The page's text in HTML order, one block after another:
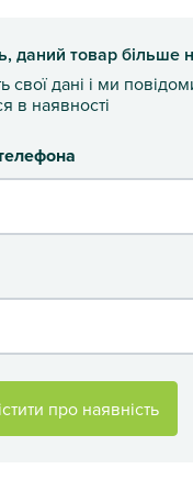
даний товар більше
свої дані і ми
в наявності
про наявність